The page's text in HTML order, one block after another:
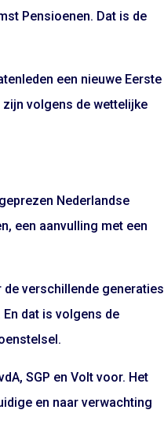
Pensioenen. Dat is de
een nieuwe Eerste
zijn volgens de wettelijke
Nederlandse
een aanvulling met een
de verschillende generaties
dat is volgens de
SGP en Volt voor. Het
en naar verwachting